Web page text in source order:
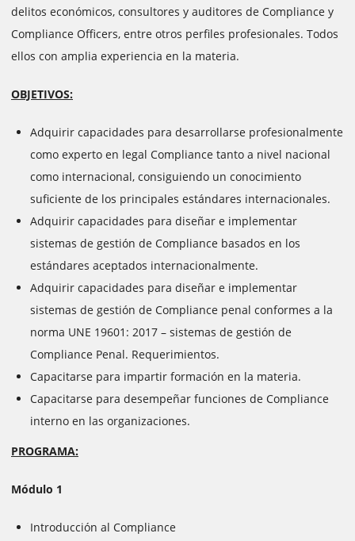
delitos económicos, consultores y auditores de Compliance y
Compliance Officers, entre otros perfiles profesionales. Todos
ellos con amplia experiencia en la materia.
OBJETIVOS:
Adquirir capacidades para desarrollarse profesionalmente
como experto en legal Compliance tanto a nivel nacional
como internacional, consiguiendo un conocimiento
suficiente de los principales estándares internacionales.
Adquirir capacidades para diseñar e implementar
sistemas de gestión de Compliance basados en los
estándares aceptados internacionalmente.
Adquirir capacidades para diseñar e implementar
sistemas de gestión de Compliance penal conformes a la
norma UNE 19601: 2017 – sistemas de gestión de
Compliance Penal. Requerimientos.
Capacitarse para impartir formación en la materia.
Capacitarse para desempeñar funciones de Compliance
interno en las organizaciones.
PROGRAMA:
Módulo 1
Introducción al Compliance